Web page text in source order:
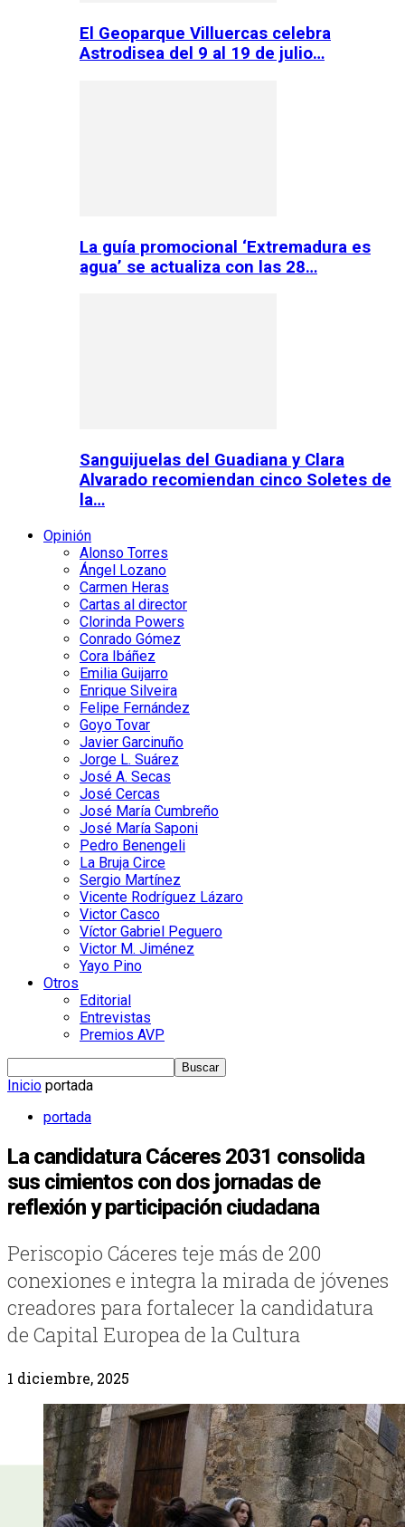
El Geoparque Villuercas celebra
Astrodisea del 9 al 19 de julio…
La guía promocional ‘Extremadura es
agua’ se actualiza con las 28…
Sanguijuelas del Guadiana y Clara
Alvarado recomiendan cinco Soletes de
la…
Opinión
Alonso Torres
Ángel Lozano
Carmen Heras
Cartas al director
Clorinda Powers
Conrado Gómez
Cora Ibáñez
Emilia Guijarro
Enrique Silveira
Felipe Fernández
Goyo Tovar
Javier Garcinuño
Jorge L. Suárez
José A. Secas
José Cercas
José María Cumbreño
José María Saponi
Pedro Benengeli
La Bruja Circe
Sergio Martínez
Vicente Rodríguez Lázaro
Victor Casco
Víctor Gabriel Peguero
Victor M. Jiménez
Yayo Pino
Otros
Editorial
Entrevistas
Premios AVP
Inicio portada
portada
La candidatura Cáceres 2031 consolida
sus cimientos con dos jornadas de
reflexión y participación ciudadana
Periscopio Cáceres teje más de 200
conexiones e integra la mirada de jóvenes
creadores para fortalecer la candidatura
de Capital Europea de la Cultura
1 diciembre, 2025